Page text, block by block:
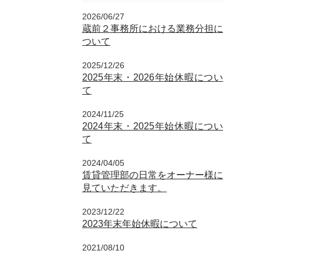
2026/06/27
蔵前２事務所における業務分担に
ついて
2025/12/26
2025年末・2026年始休暇につい
て
2024/11/25
2024年末・2025年始休暇につい
て
2024/04/05
賃貸管理部の日常をオーナー様に
見ていただきます。
2023/12/22
2023年末年始休暇について
2021/08/10